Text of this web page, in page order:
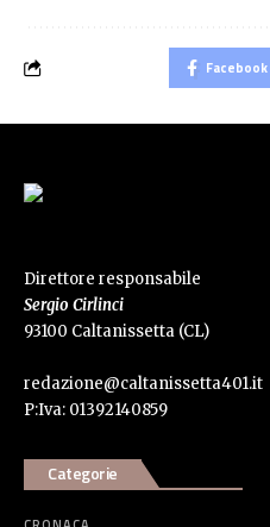
Facebook
Direttore responsabile
Sergio Cirlinci
93100 Caltanissetta (CL)
redazione@caltanissetta401.it
P:Iva: 01392140859
Categorie